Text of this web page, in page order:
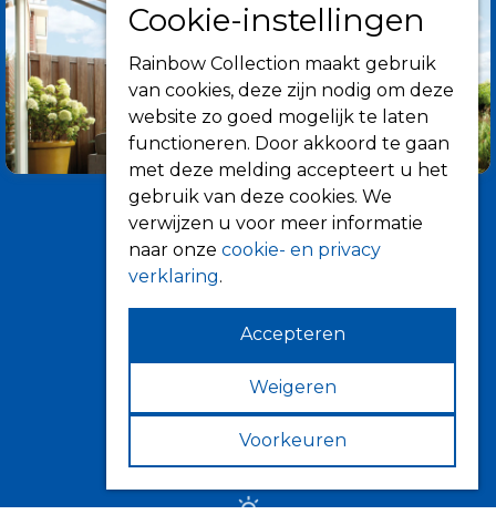
Informatie
Over ons
Tips
Verkooppunten
Cookie-instellingen
Rainbow Collection maakt gebruik
van cookies, deze zijn nodig om deze
website zo goed mogelijk te laten
functioneren. Door akkoord te gaan
met deze melding accepteert u het
gebruik van deze cookies. We
verwijzen u voor meer informatie
naar onze cookie- en privacy
verklaring.
Accepteren
Weigeren
Voorkeuren